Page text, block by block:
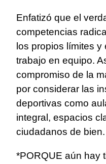
Enfatizó que el
competencias
los propios límites y
trabajo en equipo.
compromiso de la
por considerar las
deportivas como
integral, espacios
ciudadanos de bien.
*PORQUE aún hay